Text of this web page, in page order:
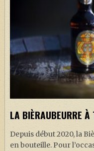
LA SÉRIE HARRY POTTER
HARRY POTTER : LIVRES
BIOPICS DE HARRY
LES ANIMAUX
J. K. ROWLING
ARTISANAT MOLDU
FANDOM
CULTURE
LA BIÈRAUBEURRE À
Depuis début 2020, la
en bouteille. Pour